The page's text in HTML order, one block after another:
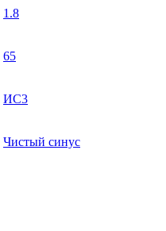
1.8
65
ИС3
Чистый синус